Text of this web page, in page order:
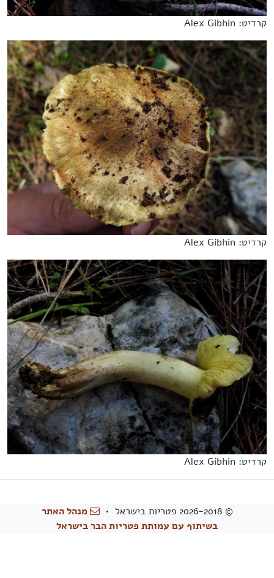
קרדיט: Alex Gibhin
קרדיט: Alex Gibhin
קרדיט: Alex Gibhin
© 2026-2018 פטריות בישראל •
מנהל האתר
בשיתוף עם עמותת פטריות הבר בישראל